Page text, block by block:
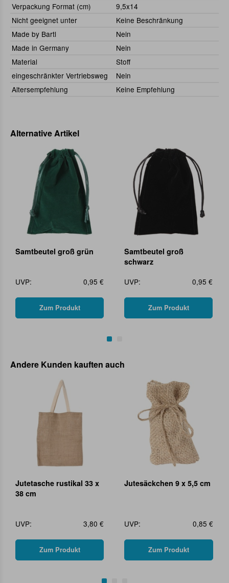
Verpackung Format (cm)
9,5x14
Nicht geeignet unter
Keine Beschränkung
Made by Bartl
Nein
Made in Germany
Nein
Material
Stoff
eingeschränkter Vertriebsweg
Nein
Altersempfehlung
Keine Empfehlung
Alternative Artikel
Samtbeutel groß grün
UVP: 0,95 €
Zum Produkt
Samtbeutel groß
schwarz
UVP:
0,95 €
Zum Produkt
Andere Kunden kauften auch
Jutetasche rustikal 33 x
38 cm
UVP: 3,80 €
Zum Produkt
Jutesäckchen 9 x 5,5 cm
UVP: 0,85 €
Zum Produkt